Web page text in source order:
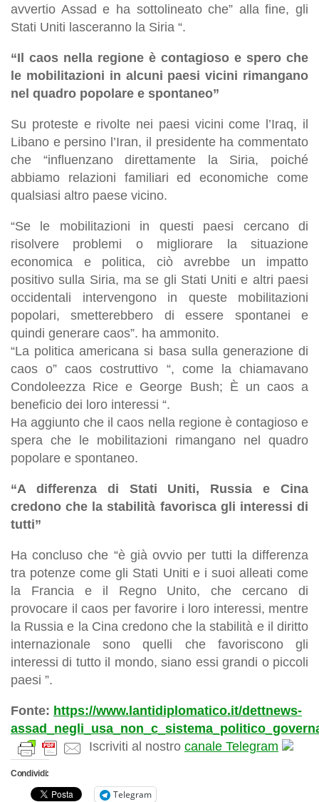
avvertio Assad e ha sottolineato che” alla fine, gli
Stati Uniti lasceranno la Siria “.
“Il caos nella regione è contagioso e spero che
le mobilitazioni in alcuni paesi vicini rimangano
nel quadro popolare e spontaneo”
Su proteste e rivolte nei paesi vicini come l’Iraq, il
Libano e persino l’Iran, il presidente ha commentato
che “influenzano direttamente la Siria, poiché
abbiamo relazioni familiari ed economiche come
qualsiasi altro paese vicino.
“Se le mobilitazioni in questi paesi cercano di
risolvere problemi o migliorare la situazione
economica e politica, ciò avrebbe un impatto
positivo sulla Siria, ma se gli Stati Uniti e altri paesi
occidentali intervengono in queste mobilitazioni
popolari, smetterebbero di essere spontanei e
quindi generare caos”. ha ammonito.
“La politica americana si basa sulla generazione di
caos o” caos costruttivo “, come la chiamavano
Condoleezza Rice e George Bush; È un caos a
beneficio dei loro interessi “.
Ha aggiunto che il caos nella regione è contagioso e
spera che le mobilitazioni rimangano nel quadro
popolare e spontaneo.
“A differenza di Stati Uniti, Russia e Cina
credono che la stabilità favorisca gli interessi di
tutti”
Ha concluso che “è già ovvio per tutti la differenza
tra potenze come gli Stati Uniti e i suoi alleati come
la Francia e il Regno Unito, che cercano di
provocare il caos per favorire i loro interessi, mentre
la Russia e la Cina credono che la stabilità e il diritto
internazionale sono quelli che favoriscono gli
interessi di tutto il mondo, siano essi grandi o piccoli
paesi ”.
Fonte: https://www.lantidiplomatico.it/dettnews-
Iscriviti al nostro canale Telegram
Condividi:
Telegram